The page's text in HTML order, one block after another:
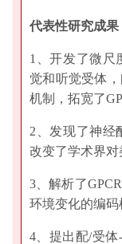
代表性研究成果
1、开发了微尺
觉和听觉受体
机制，拓宽了
2、发现了神经
改变了学术界对
3、解析了
环境变化的编码
4、提出配/受体